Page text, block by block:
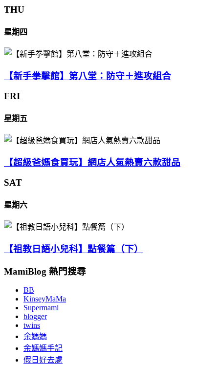
THU
星期四
【新手拳擊館】第八堂：防守＋進攻組合
FRI
星期五
【超級爸媽食買玩】網店人氣熱賣六款甜品
SAT
星期六
【祖教日語小兒科】點餐篇（下）
MamiBlog 熱門搜尋
BB
KinseyMaMa
Supermami
blogger
twins
余媽媽
余媽媽手記
假日好去處